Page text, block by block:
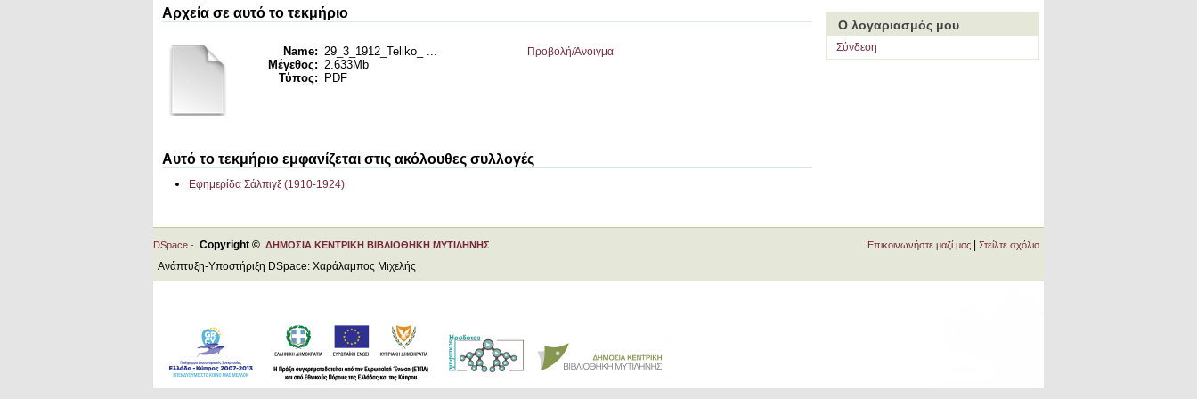
Αρχεία σε αυτό το τεκμήριο
Name: 29_3_1912_Teliko_ ...
Μέγεθος: 2.633Mb
Τύπος:
PDF
Προβολή/Άνοιγμα
Αυτό το τεκμήριο εμφανίζεται στις ακόλουθες συλλογές
Εφημερίδα Σάλπιγξ (1910-1924)
Ο λογαριασμός μου
Σύνδεση
DSpace - Copyright © ΔΗΜΟΣΙΑ ΚΕΝΤΡΙΚΗ ΒΙΒΛΙΟΘΗΚΗ ΜΥΤΙΛΗΝΗΣ
Ανάπτυξη-Υποστήριξη DSpace: Χαράλαμπος Μιχελής
Επικοινωνήστε μαζί μας Στείλτε σχόλια